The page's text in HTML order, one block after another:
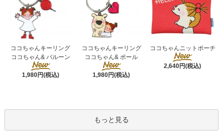
ココちゃんキーリング
ココちゃん& バルーン
1,980円(税込)
ココちゃんキーリング
ココちゃん& ポール
1,980円(税込)
ココちゃんニットポーチ
2,640円(税込)
もっと見る